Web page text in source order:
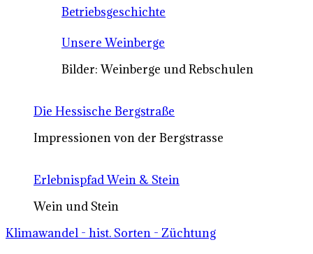
Betriebsgeschichte
Unsere Weinberge
Bilder: Weinberge und Rebschulen
Die Hessische Bergstraße
Impressionen von der Bergstrasse
Erlebnispfad Wein & Stein
Wein und Stein
Klimawandel - hist. Sorten - Züchtung